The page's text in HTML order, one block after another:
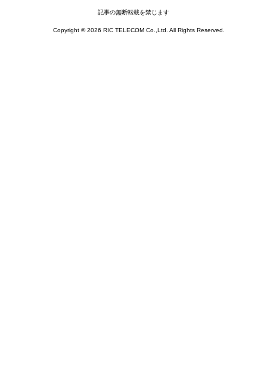
記事の無断転載を禁じます
Copyright © 2026 RIC TELECOM Co.,Ltd. All Rights Reserved.